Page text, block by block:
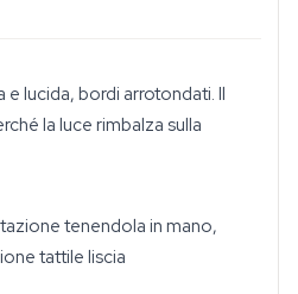
lucida, bordi arrotondati. Il
la luce rimbalza sulla
tenendola in mano,
tattile liscia